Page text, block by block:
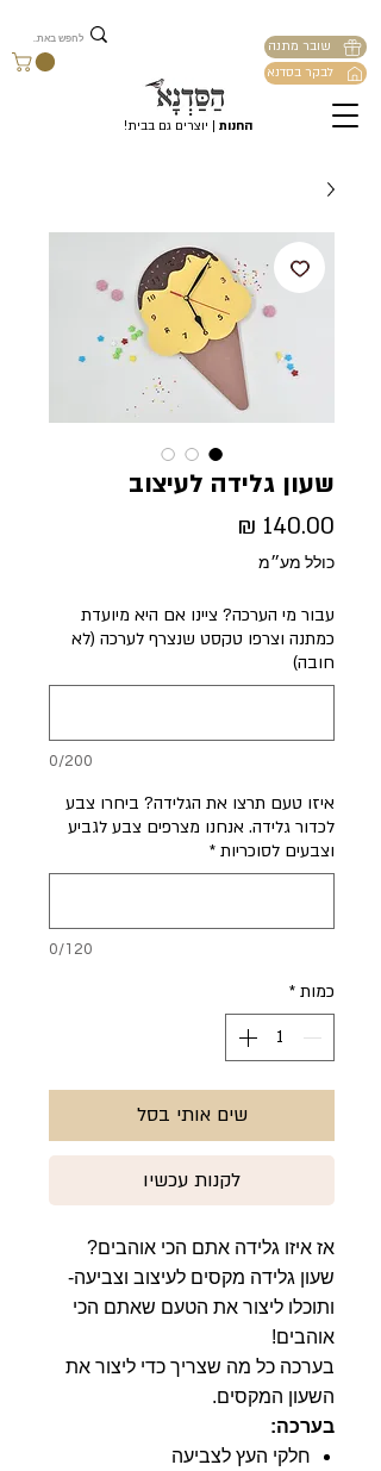
החנות | יוצרים גם בבית!
שובר מתנה
לבקר בסדנא
שעון גלידה לעיצוב
כולל מע״מ
עבור מי הערכה? ציינו אם היא מיועדת
כמתנה וצרפו טקסט שנצרף לערכה (לא
חובה)
0/200
איזו טעם תרצו את הגלידה? ביחרו צבע
לכדור גלידה. אנחנו מצרפים צבע לגביע
וצבעים לסוכריות *
0/120
כמות *
שים אותי בסל
לקנות עכשיו
אז איזו גלידה אתם הכי אוהבים?
שעון גלידה מקסים לעיצוב וצביעה-
ותוכלו ליצור את הטעם שאתם הכי
אוהבים!
בערכה כל מה שצריך כדי ליצור את
השעון המקסים.
בערכה:
חלקי העץ לצביעה